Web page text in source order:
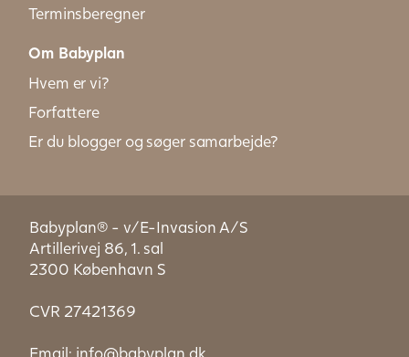
Terminsberegner
Om Babyplan
Hvem er vi?
Forfattere
Er du blogger og søger samarbejde?
Babyplan® - v/E-Invasion A/S
Artillerivej 86, 1. sal
2300 København S
CVR 27421369